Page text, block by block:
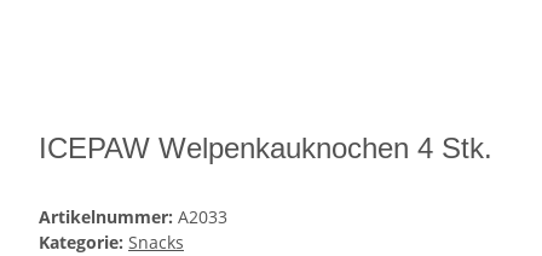
ICEPAW Welpenkauknochen 4 Stk.
Artikelnummer: A2033
Kategorie: Snacks